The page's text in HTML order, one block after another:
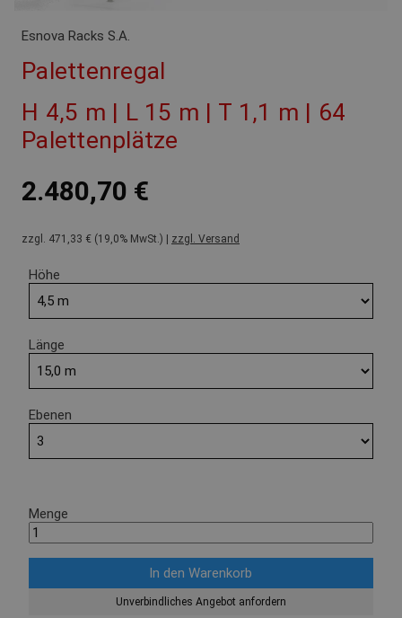
Esnova Racks S.A.
Palettenregal
H 4,5 m | L 15 m | T 1,1 m | 64
Palettenplätze
2.480,70 €
zzgl. 471,33 € (19,0% MwSt.) | zzgl. Versand
Höhe
Länge
Ebenen
Menge
Unverbindliches Angebot anfordern